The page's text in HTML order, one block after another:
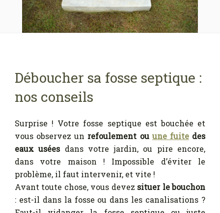
Déboucher sa fosse septique :
nos conseils
Surprise ! Votre fosse septique est bouchée et
vous observez un refoulement ou une fuitedes
eaux usées dans votre jardin, ou pire encore,
dans votre maison ! Impossible d’éviter le
problème, il faut intervenir, et vite !
Avant toute chose, vous devez situer le bouchon
: est-il dans la fosse ou dans les canalisations ?